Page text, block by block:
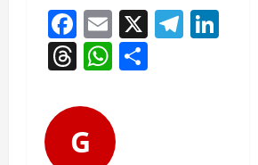
Facebook
Email
X
Threads
WhatsApp
G